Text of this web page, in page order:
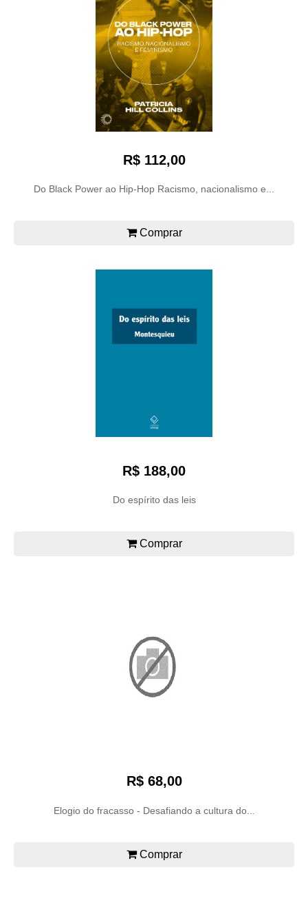
R$ 112,00
Do Black Power ao Hip-Hop Racismo, nacionalismo e...
Comprar
R$ 188,00
Do espírito das leis
Comprar
R$ 68,00
Elogio do fracasso - Desafiando a cultura do...
Comprar